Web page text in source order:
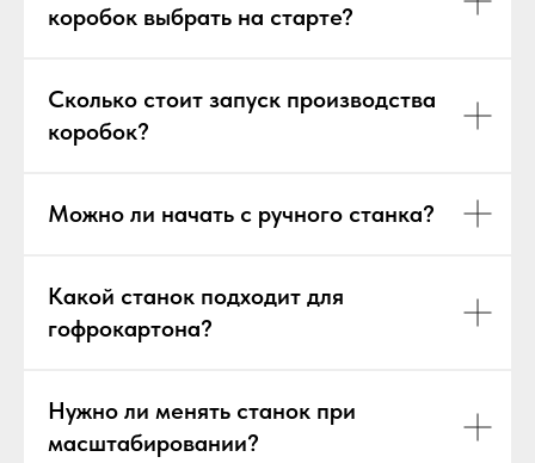
коробок выбрать на старте?
Сколько стоит запуск производства
коробок?
Можно ли начать с ручного станка?
Какой станок подходит для
гофрокартона?
Нужно ли менять станок при
масштабировании?